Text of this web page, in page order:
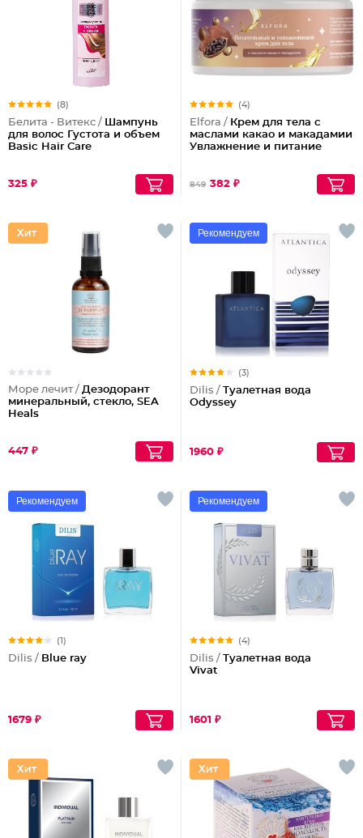
(8)
Белита - Витекс / Шампунь
для волос Густота и объем
Basic Hair Care
325 ₽
(4)
Elfora / Крем для тела с
маслами какао и макадамии
Увлажнение и питание
849 382 ₽
Море лечит / Дезодорант
минеральный, стекло, SEA
Heals
447 ₽
Рекомендуем
(3)
Dilis / Туалетная вода
Odyssey
1960 ₽
Рекомендуем
(1)
Dilis / Blue ray
1679 ₽
Рекомендуем
(4)
Dilis / Туалетная вода
Vivat
1601 ₽